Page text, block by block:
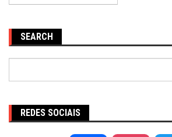
SEARCH
REDES SOCIAIS